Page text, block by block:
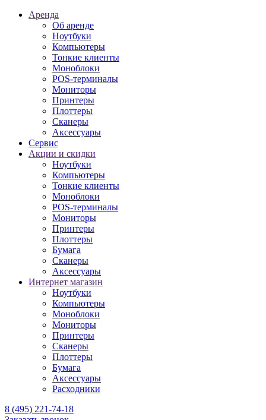
Аренда
Об аренде
Ноутбуки
Компьютеры
Тонкие клиенты
Моноблоки
POS-терминалы
Мониторы
Принтеры
Плоттеры
Сканеры
Аксессуары
Сервис
Акции и скидки
Ноутбуки
Компьютеры
Тонкие клиенты
Моноблоки
POS-терминалы
Мониторы
Принтеры
Плоттеры
Бумага
Сканеры
Аксессуары
Интернет магазин
Ноутбуки
Компьютеры
Моноблоки
Мониторы
Принтеры
Сканеры
Плоттеры
Бумага
Аксессуары
Расходники
8 (495) 221-74-18